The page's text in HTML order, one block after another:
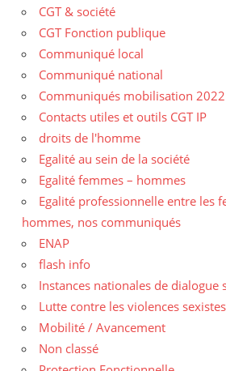
CGT & société
CGT Fonction publique
Communiqué local
Communiqué national
Communiqués mobilisation 2022
Contacts utiles et outils CGT IP
droits de l'homme
Egalité au sein de la société
Egalité femmes – hommes
Egalité professionnelle entre les
hommes, nos communiqués
ENAP
flash info
Instances nationales de dialogue
Lutte contre les violences
Mobilité / Avancement
Non classé